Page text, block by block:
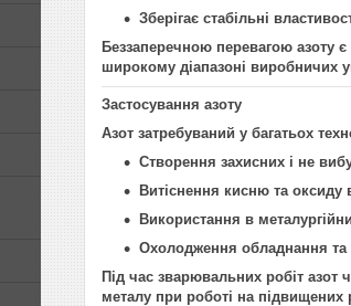
Зберігає стабільні
Беззаперечною перевагою азоту
широкому діапазоні виробничих
Застосування азоту
Азот затребуваний у багатьох
Створення захисних і не
Витіснення кисню та оксиду
Використання в
Охолодження обладнання та
Під час зварювальних робіт
металу при роботі на